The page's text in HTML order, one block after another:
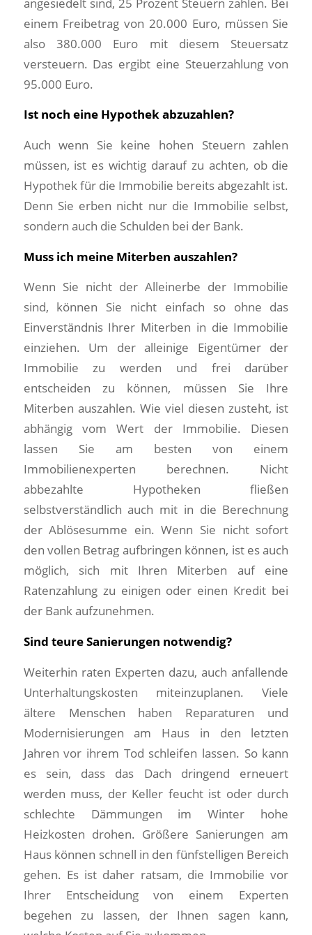
einem Freibetrag von 20.000 Euro, müssen Sie
also 380.000 Euro mit diesem Steuersatz
versteuern. Das ergibt eine Steuerzahlung von
95.000 Euro.
Ist noch eine Hypothek abzuzahlen?
Auch wenn Sie keine hohen Steuern zahlen
müssen, ist es wichtig darauf zu achten, ob die
Hypothek für die Immobilie bereits abgezahlt ist.
Denn Sie erben nicht nur die Immobilie selbst,
sondern auch die Schulden bei der Bank.
Muss ich meine Miterben auszahlen?
Wenn Sie nicht der Alleinerbe der Immobilie
sind, können Sie nicht einfach so ohne das
Einverständnis Ihrer Miterben in die Immobilie
einziehen. Um der alleinige Eigentümer der
Immobilie zu werden und frei darüber
entscheiden zu können, müssen Sie Ihre
Miterben auszahlen. Wie viel diesen zusteht, ist
abhängig vom Wert der Immobilie. Diesen
lassen Sie am besten von einem
Immobilienexperten berechnen. Nicht
abbezahlte Hypotheken fließen
selbstverständlich auch mit in die Berechnung
der Ablösesumme ein. Wenn Sie nicht sofort
den vollen Betrag aufbringen können, ist es auch
möglich, sich mit Ihren Miterben auf eine
Ratenzahlung zu einigen oder einen Kredit bei
der Bank aufzunehmen.
Sind teure Sanierungen notwendig?
Weiterhin raten Experten dazu, auch anfallende
Unterhaltungskosten miteinzuplanen. Viele
ältere Menschen haben Reparaturen und
Modernisierungen am Haus in den letzten
Jahren vor ihrem Tod schleifen lassen. So kann
es sein, dass das Dach dringend erneuert
werden muss, der Keller feucht ist oder durch
schlechte Dämmungen im Winter hohe
Heizkosten drohen. Größere Sanierungen am
Haus können schnell in den fünfstelligen Bereich
gehen. Es ist daher ratsam, die Immobilie vor
Ihrer Entscheidung von einem Experten
begehen zu lassen, der Ihnen sagen kann,